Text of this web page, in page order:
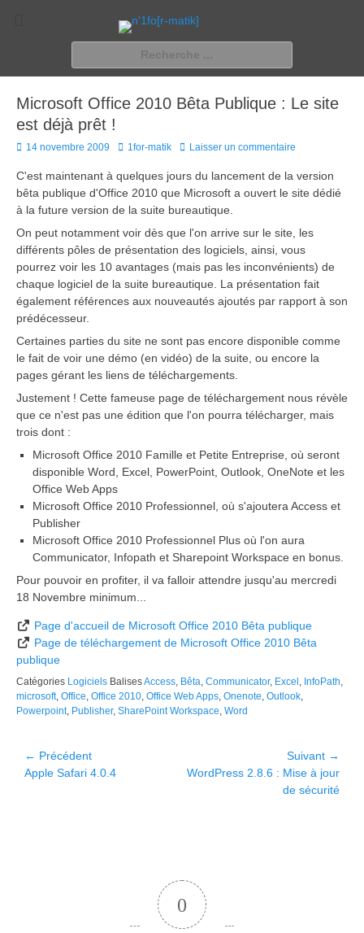
n'1fo[r-matik]
Pour les nymphos d'infos en info…
Microsoft Office 2010 Bêta Publique : Le site
est déjà prêt !
Posted
14 novembre 2009 Author
1for-matik Laisser un commentaire
C'est maintenant à quelques jours du lancement de la version
bêta publique d'Office 2010 que Microsoft a ouvert le site dédié
à la future version de la suite bureautique.
On peut notamment voir dès que l'on arrive sur le site, les
différents pôles de présentation des logiciels, ainsi, vous
pourrez voir les 10 avantages (mais pas les inconvénients) de
chaque logiciel de la suite bureautique. La présentation fait
également références aux nouveautés ajoutés par rapport à son
prédécesseur.
Certaines parties du site ne sont pas encore disponible comme
le fait de voir une démo (en vidéo) de la suite, ou encore la
pages gérant les liens de téléchargements.
Justement ! Cette fameuse page de téléchargement nous révèle
que ce n'est pas une édition que l'on pourra télécharger, mais
trois dont :
Microsoft Office 2010 Famille et Petite Entreprise, où seront
disponible Word, Excel, PowerPoint, Outlook, OneNote et les
Office Web Apps
Microsoft Office 2010 Professionnel, où s'ajoutera Access et
Publisher
Microsoft Office 2010 Professionnel Plus où l'on aura
Communicator, Infopath et Sharepoint Workspace en bonus.
Pour pouvoir en profiter, il va falloir attendre jusqu'au mercredi
18 Novembre minimum...
Page d'accueil de Microsoft Office 2010 Bêta publique
Page de téléchargement de Microsoft Office 2010 Bêta
publique
Catégories Logiciels BalisesAccess, Bêta, Communicator, Excel , InfoPath,
microsoft, Office, Office 2010, Office Web Apps, Onenote, Outlook,
Powerpoint, Publisher, SharePoint Workspace, Word
Navigation
de
← Précédent
Article
Apple Safari 4.0.4
Suivant →
Article
WordPress 2.8.6 : Mise à jour
de sécurité
0